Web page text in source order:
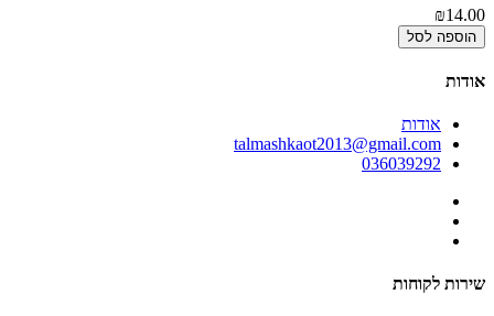
₪14.00
הוספה לסל
אודות
אודות
talmashkaot2013@gmail.com
036039292
שירות לקוחות